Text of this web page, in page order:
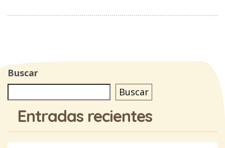
Buscar
Buscar
Entradas recientes